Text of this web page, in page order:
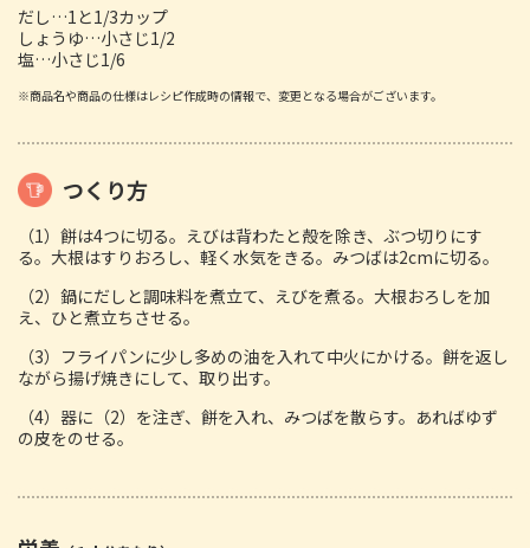
だし…1と1/3カップ
しょうゆ…小さじ1/2
塩…小さじ1/6
※商品名や商品の仕様はレシピ作成時の情報で、変更となる場合がございます。
つくり方
（1）餅は4つに切る。えびは背わたと殻を除き、ぶつ切りにす
る。大根はすりおろし、軽く水気をきる。みつばは2cmに切る。
（2）鍋にだしと調味料を煮立て、えびを煮る。大根おろしを加
え、ひと煮立ちさせる。
（3）フライパンに少し多めの油を入れて中火にかける。餅を返し
ながら揚げ焼きにして、取り出す。
（4）器に（2）を注ぎ、餅を入れ、みつばを散らす。あればゆず
の皮をのせる。